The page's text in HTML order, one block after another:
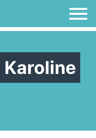
Karoline